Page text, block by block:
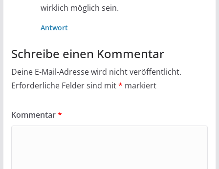
wirklich möglich sein.
Antwort
Schreibe einen Kommentar
Deine E-Mail-Adresse wird nicht veröffentlicht.
Erforderliche Felder sind mit* markiert
Kommentar*